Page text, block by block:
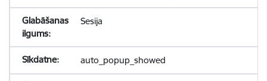
Sesija
auto_popup_showed